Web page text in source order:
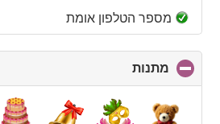
מספר הטלפון אומת
מתנות
to
collapse
contents